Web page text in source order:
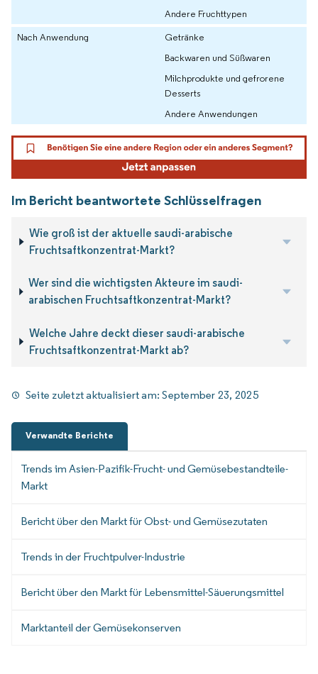
Andere Fruchttypen
Nach Anwendung
Getränke
Backwaren und Süßwaren
Milchprodukte und gefrorene
Desserts
Andere Anwendungen
Im Bericht beantwortete Schlüsselfragen
Wie groß ist der aktuelle saudi-arabische
Fruchtsaftkonzentrat-Markt?
Wer sind die wichtigsten Akteure im saudi-
arabischen Fruchtsaftkonzentrat-Markt?
Welche Jahre deckt dieser saudi-arabische
Fruchtsaftkonzentrat-Markt ab?
Seite zuletzt aktualisiert am:September 23, 2025
Verwandte Berichte
Trends im Asien-Pazifik-Frucht- und Gemüsebestandteile-
Markt
Bericht über den Markt für Obst- und Gemüsezutaten
Trends in der Fruchtpulver-Industrie
Bericht über den Markt für Lebensmittel-Säuerungsmittel
Marktanteil der Gemüsekonserven